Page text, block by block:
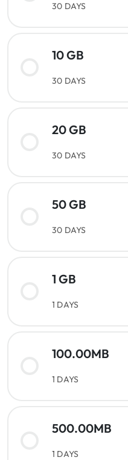
30 DAYS
10 GB
30 DAYS
20 GB
30 DAYS
50 GB
30 DAYS
1 GB
1 DAYS
100.00MB
1 DAYS
500.00MB
1 DAYS